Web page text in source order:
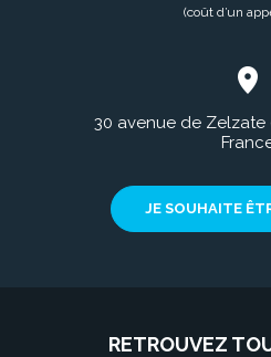
(coût d’un
30 avenue de Zelzate
JE SOUHAITE
RETROUVEZ